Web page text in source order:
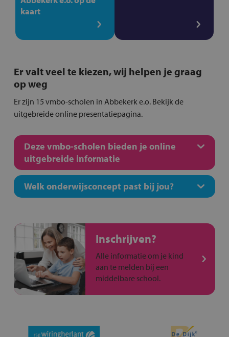
kaart
Er valt veel te kiezen, wij helpen je graag
op weg
Er zijn 15 vmbo-scholen in Abbekerk e.o. Bekijk de
uitgebreide online presentatiepagina.
Deze vmbo-scholen bieden je online
uitgebreide informatie
Welk onderwijsconcept past bij jou?
Inschrijven?
Alle informatie om je kind
aan te melden bij een
middelbare school.